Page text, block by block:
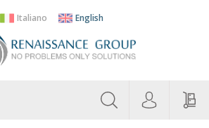
Italiano English
Categories